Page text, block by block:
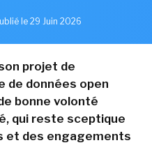
le 29 Juin 2026
projet de
de données open
bonne volonté
qui reste sceptique
et des engagements